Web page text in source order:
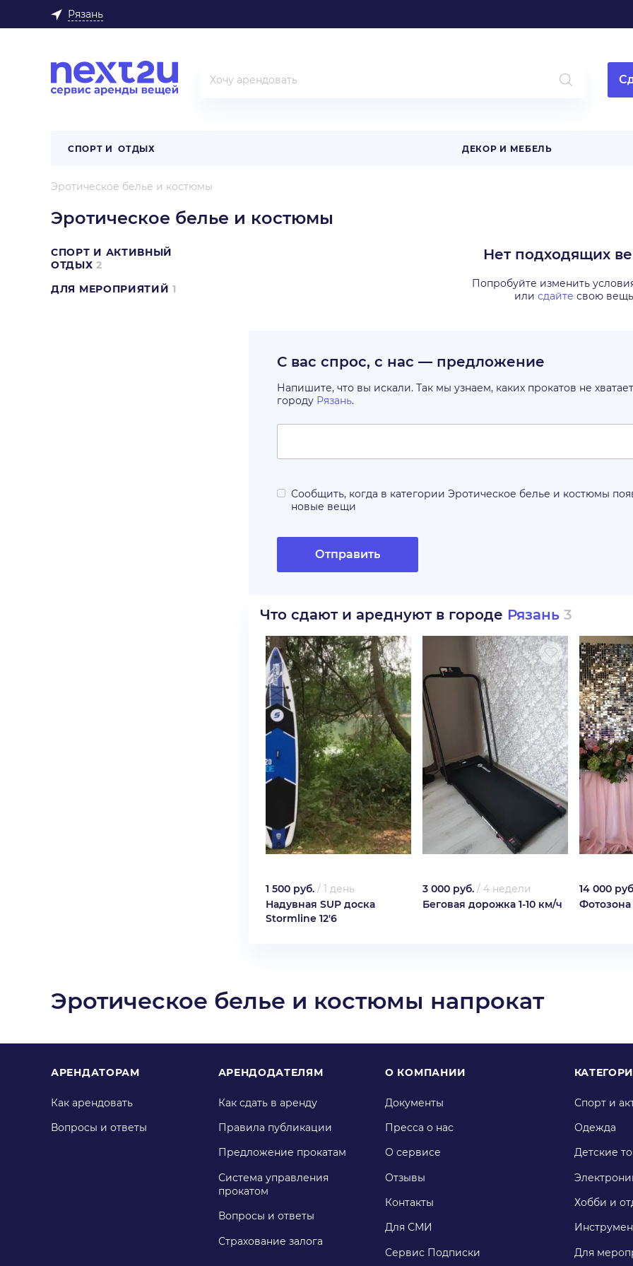
Рязань
СПОРТ И ОТДЫХ ДЕКОР И МЕБЕЛЬ
Эротическое белье и костюмы
Эротическое белье и костюмы
СПОРТ И АКТИВНЫЙ
ОТДЫХ 2
ДЛЯ МЕРОПРИЯТИЙ 1
Нет подходящих
Попробуйте изменить
или сдайте свою вещь
С вас спрос, с нас — предложение
Напишите, что вы искали. Так мы узнаем, каких прокатов не хватает
городу Рязань.
Сообщить, когда в категории Эротическое белье и костюмы
новые вещи
Отправить
Что сдают и ареднуют в городе Рязань 3
1 500 руб. / 1 день
Надувная SUP доска
Stormline 12'6
3 000 руб. / 4 недели
Беговая дорожка 1-10 км/ч
14 000
Фотозона
Эротическое белье и костюмы напрокат
АРЕНДАТОРАМ
Как арендовать
Вопросы и ответы
АРЕНДОДАТЕЛЯМ
Как сдать в аренду
Правила публикации
Предложение прокатам
Система управления
прокатом
Вопросы и ответы
Страхование залога
О КОМПАНИИ
Документы
Пресса о нас
О сервисе
Отзывы
Контакты
Для СМИ
Сервис Подписки
Спорт и
Одежда
Детские
Хобби и
Для